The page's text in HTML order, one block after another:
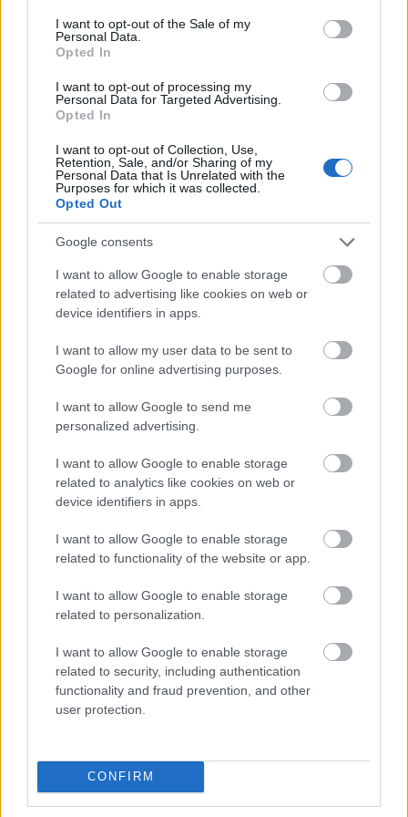
consent section.
I want to opt-out of the Sale of my
Personal Data.
Opted In
I want to opt-out of processing my
Personal Data for Targeted Advertising.
Opted In
I want to opt-out of Collection, Use,
Retention, Sale, and/or Sharing of my
Personal Data that Is Unrelated with the
Purposes for which it was collected.
Opted Out
Google consents
I want to allow Google to enable storage
related to advertising like cookies on web or
device identifiers in apps.
I want to allow my user data to be sent to
Google for online advertising purposes.
I want to allow Google to send me
personalized advertising.
I want to allow Google to enable storage
related to analytics like cookies on web or
device identifiers in apps.
I want to allow Google to enable storage
related to functionality of the website or app.
I want to allow Google to enable storage
related to personalization.
I want to allow Google to enable storage
related to security, including authentication
functionality and fraud prevention, and other
user protection.
CONFIRM
és Fegyvernek közötti szakaszának az építése.
Összesen egy 29 kilométeres a szakaszról van szó.
részben épül: - az első az Abony és a Tisza közötti
13,4 kilométeres, - a második a…
RezsiWars: Közös képviselők,
lépcsőházak, Arial betűtípus
2013. november 25.
Németh Szilárd rezsitábornok egy csokornyi
törvénymódosítást nyújtott be a rezsiháborúval
kapcsolatban.1. Máris módosítanák a két hete (!)
megszavazott rezsitörvényt:A szolgáltatóknak a
számlákon a címzést nem Times New Roman
betűtípussal kell kinyomtatni, hanem Arial…
A floridázós performansz
2013. november 22.
Ne menjünk el szó nélkül amellett, hogy a hazai
bivalyerős performanszok közé tegnap egy igen erős
versenyző lépett be. Azt még mindig nem tudjuk,